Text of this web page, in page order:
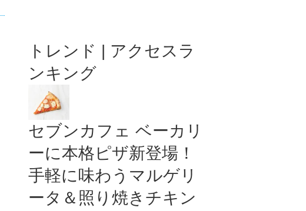
トレンド | アクセスラ
ンキング
セブンカフェ ベーカリ
ーに本格ピザ新登場！
手軽に味わうマルゲリ
ータ＆照り焼きチキン